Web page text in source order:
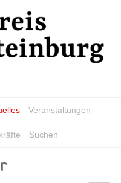
Veranstaltungen
Suchen